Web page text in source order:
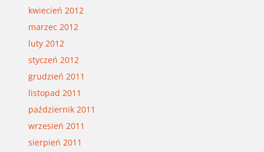
kwiecień 2012
marzec 2012
luty 2012
styczeń 2012
grudzień 2011
listopad 2011
październik 2011
wrzesień 2011
sierpień 2011